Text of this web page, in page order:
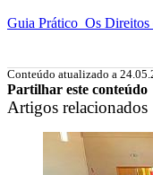
Guia Prático_Os Direitos
Conteúdo atualizado a
Partilhar este conteúdo
Artigos relacionados